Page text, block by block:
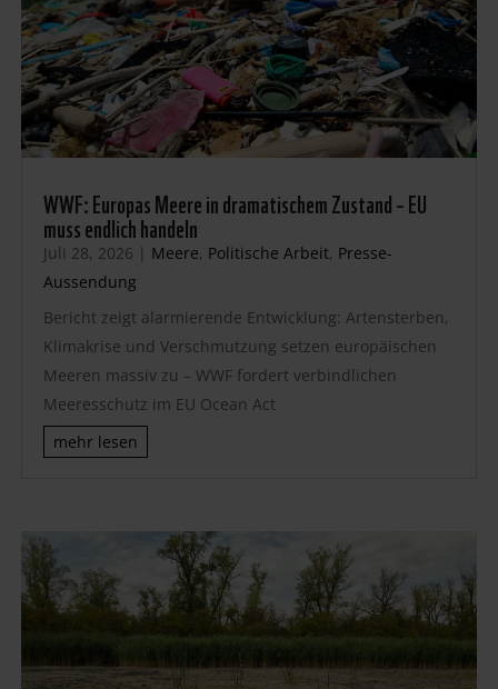
WWF: Europas Meere in dramatischem Zustand – EU
muss endlich handeln
Juli 28, 2026 | Meere, Politische Arbeit, Presse-
Aussendung
Bericht zeigt alarmierende Entwicklung: Artensterben,
Klimakrise und Verschmutzung setzen europäischen
Meeren massiv zu – WWF fordert verbindlichen
Meeresschutz im EU Ocean Act
mehr lesen